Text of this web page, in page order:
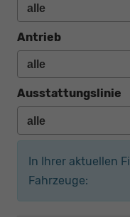
Antrieb
Ausstattungslinie
In Ihrer aktuellen
Fahrzeuge: